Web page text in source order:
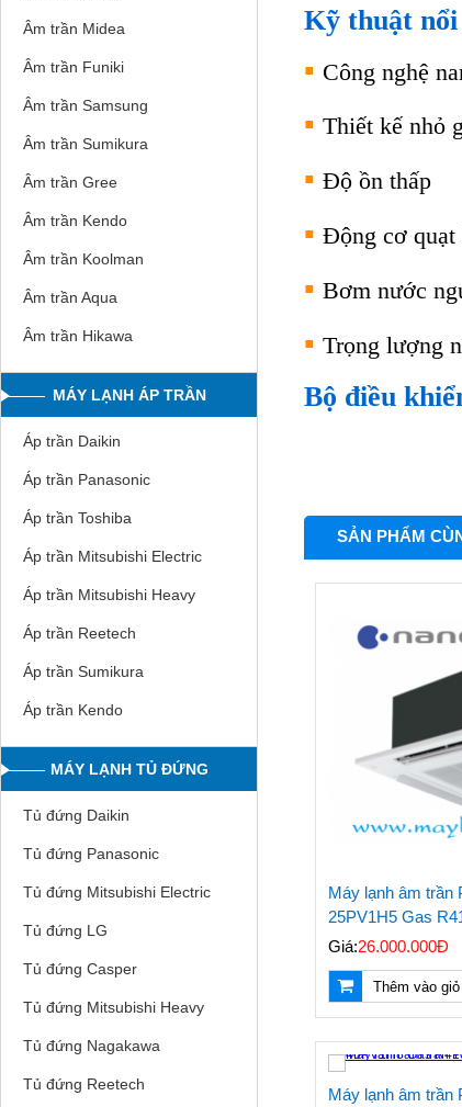
Kỹ thuật
▪ Công nghệ
▪ Thiết kế nhỏ
▪ Độ ồn thấp
▪ Động cơ quạt
▪ Bơm nước
▪ Trọng lượng
Bộ điều
SẢN PHẨM
Máy lạnh âm trần
25PV1H5 Gas
Giá:26.000.000Đ
Thêm vào
Máy lạnh âm trần
Âm trần Midea
Âm trần Funiki
Âm trần Samsung
Âm trần Sumikura
Âm trần Gree
Âm trần Kendo
Âm trần Koolman
Âm trần Aqua
Âm trần Hikawa
MÁY LẠNH ÁP TRẦN
Áp trần Daikin
Áp trần Panasonic
Áp trần Toshiba
Áp trần Mitsubishi Electric
Áp trần Mitsubishi Heavy
Áp trần Reetech
Áp trần Sumikura
Áp trần Kendo
MÁY LẠNH TỦ ĐỨNG
Tủ đứng Daikin
Tủ đứng Panasonic
Tủ đứng Mitsubishi Electric
Tủ đứng LG
Tủ đứng Casper
Tủ đứng Mitsubishi Heavy
Tủ đứng Nagakawa
Tủ đứng Reetech